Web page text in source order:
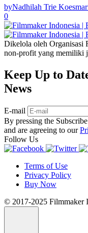
byNadhilah Trie
0
Dikelola oleh Organisasi
non-profit yang memiliki
Keep Up to
News
E-mail
By pressing the
and are agreeing to our
Follow Us
Terms of Use
Privacy Policy
Buy Now
© 2017-2025 Filmmaker